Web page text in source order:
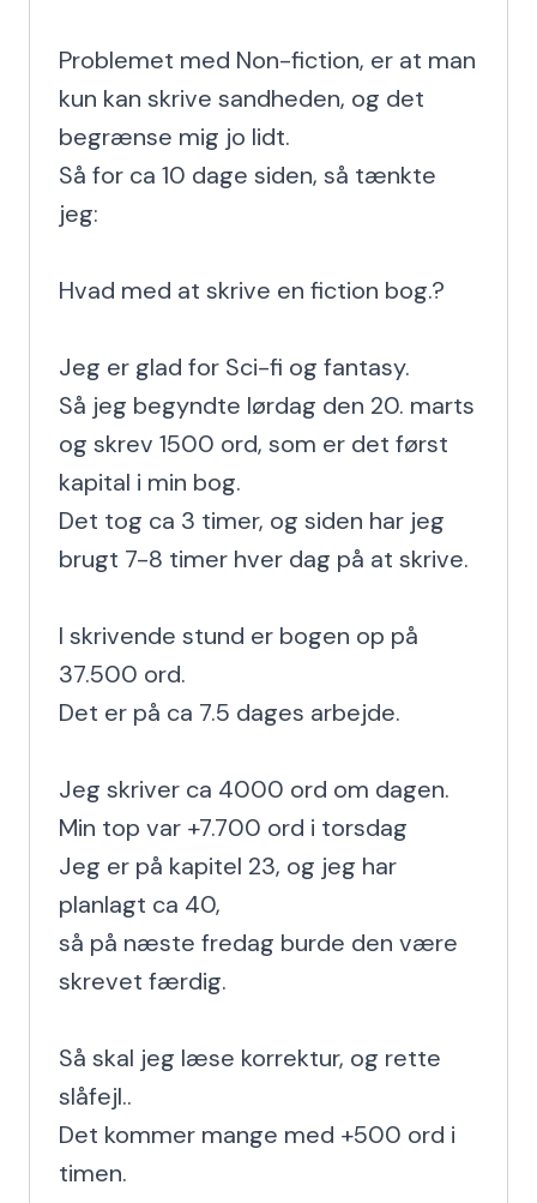
Problemet med Non-fiction, er at man
kun kan skrive sandheden, og det
begrænse mig jo lidt.
Så for ca 10 dage siden, så tænkte
jeg:
Hvad med at skrive en fiction bog.?
Jeg er glad for Sci-fi og fantasy.
Så jeg begyndte lørdag den 20. marts
og skrev 1500 ord, som er det først
kapital i min bog.
Det tog ca 3 timer, og siden har jeg
brugt 7-8 timer hver dag på at skrive.
I skrivende stund er bogen op på
37.500 ord.
Det er på ca 7.5 dages arbejde.
Jeg skriver ca 4000 ord om dagen.
Min top var +7.700 ord i torsdag
Jeg er på kapitel 23, og jeg har
planlagt ca 40,
så på næste fredag burde den være
skrevet færdig.
Så skal jeg læse korrektur, og rette
slåfejl..
Det kommer mange med +500 ord i
timen.